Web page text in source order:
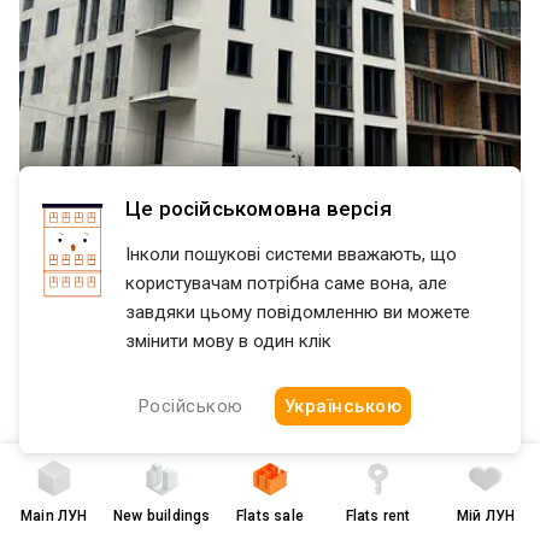
$ 38 000 $ 845 per m²
Генерала Тарнавского улица, 7-Б
ЖК Счастье Северный Тернополь
Будинок планується завершити весна 2026 року. З опаленням.
Якісні вікна, вхідні броньовані двері, лоджія заселена, чистові
m²
4 августа 17 апреля
MainЛУН New buildings Flats sale Flats rent Мій ЛУН
Це російськомовна версія
Інколи пошукові системи вважають, що
користувачам потрібна саме вона, але
завдяки цьому повідомленню ви можете
змінити мову в один клік
Російською Українською